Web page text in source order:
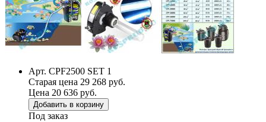
Арт. CPF2500 SET 1
Старая цена 29 268 руб.
Цена 20 636 руб.
Добавить в корзину
Под заказ